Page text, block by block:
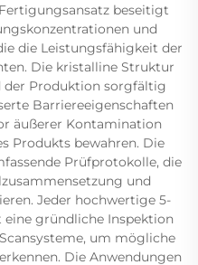
beseitigt
und
die Leistungsfähigkeit der
Die kristalline Struktur
der Produktion sorgfältig
Barriereeigenschaften
äußerer Kontamination
Produkts bewahren. Die
Prüfprotokolle, die
und
Jeder hochwertige 5-
gründliche Inspektion
um mögliche
Die Anwendungen